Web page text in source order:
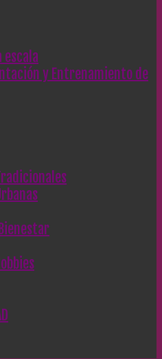
escala
y Entrenamiento de